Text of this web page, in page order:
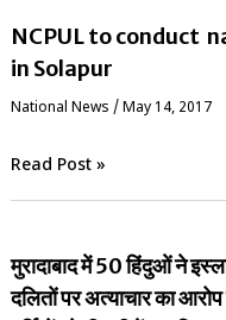
NCPUL to conduct
in Solapur
National News / May 14, 2017
Read Post »
मुरादाबाद में 50 हिंदुओं ने
दलितों पर अत्याचार का